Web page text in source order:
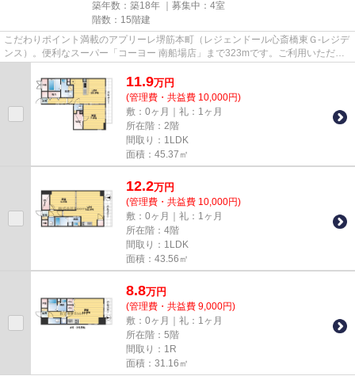
築年数：築18年 ｜募集中： 4室
階数：15階建
こだわりポイント満載のアプリーレ堺筋本町（レジェンドール心斎橋東Ｇ-レジデ
ンス）。便利なスーパー「コーヨー 南船場店」まで323mです。ご利用いただけ
11.9万円
(管理費・共益費 10,000円)
敷：0ヶ月｜礼：1ヶ月
所在階：2階
間取り：1LDK
面積：45.37㎡
12.2万円
(管理費・共益費 10,000円)
敷：0ヶ月｜礼：1ヶ月
所在階：4階
間取り：1LDK
面積：43.56㎡
8.8万円
(管理費・共益費 9,000円)
敷：0ヶ月｜礼：1ヶ月
所在階：5階
間取り：1R
面積：31.16㎡